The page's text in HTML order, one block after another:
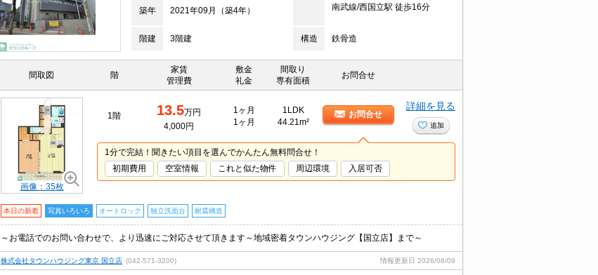
南武線/西国立駅 徒歩16分
築年 2021年09月（築4年）
階建 3階建 構造 鉄骨造
間取図 階
家賃
管理費
敷金
礼金
間取り
専有面積
お問合せ
画像：35枚
1階 13.5万円
4,000円
1ヶ月
1ヶ月
1LDK
44.21m²
お問合せ
詳細を見る
追加
1分で完結！聞きたい項目を選んでかんたん無料問合せ！
初期費用
空室情報 これと似た物件 周辺環境 入居可否
本日の新着 写真いろいろ オートロック 独立洗面台 耐震構造
～お電話でのお問い合わせで、より迅速にご対応させて頂きます～地域密着タウンハウジング【国立店】まで～
株式会社タウンハウジング東京 国立店 (042-571-3200) 情報更新日 2026/08/09